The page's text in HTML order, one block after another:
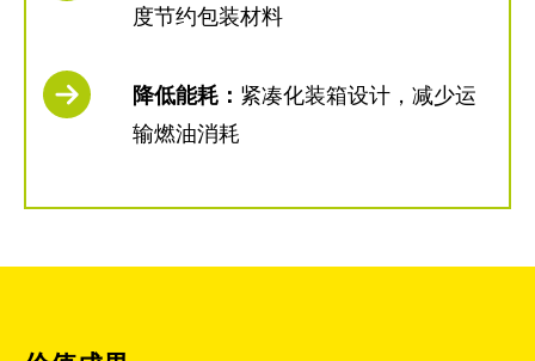
度节约包装材料
降低能耗： 紧凑化装箱设计，减少运
输燃油消耗